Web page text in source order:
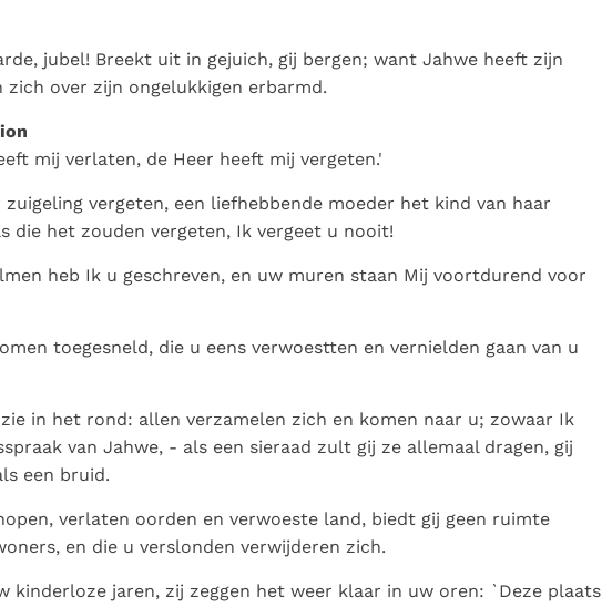
jubel! Breekt uit in gejuich, gij bergen; want Jahwe heeft zijn
zich over zijn ongelukkigen erbarmd.
mij verlaten, de Heer heeft mij vergeten.'
zuigeling vergeten, een liefhebbende moeder het kind van haar
die het zouden vergeten, Ik vergeet u nooit!
heb Ik u geschreven, en uw muren staan Mij voortdurend voor
toegesneld, die u eens verwoestten en vernielden gaan van u
in het rond: allen verzamelen zich en komen naar u; zowaar Ik
van Jahwe, - als een sieraad zult gij ze allemaal dragen, gij
een bruid.
verlaten oorden en verwoeste land, biedt gij geen ruimte
en die u verslonden verwijderen zich.
kinderloze jaren, zij zeggen het weer klaar in uw oren: `Deze plaats